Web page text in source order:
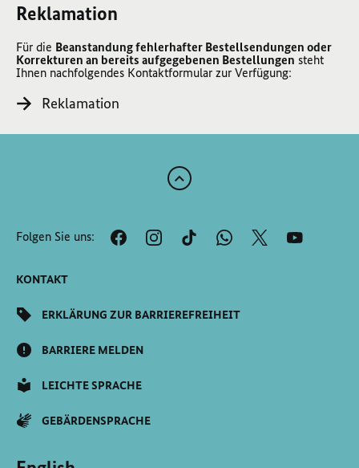
Reklamation
Für die Beanstandung fehlerhafter Bestellsendungen oder
Korrekturen an bereits aufgegebenen Bestellungen steht
Ihnen nachfolgendes Kontaktformular zur Verfügung:
Reklamation
Zum
der
Seite
Folgen Sie uns:
KONTAKT
ERKLÄRUNG ZUR BARRIEREFREIHEIT
BARRIERE MELDEN
LEICHTE SPRACHE
GEBÄRDENSPRACHE